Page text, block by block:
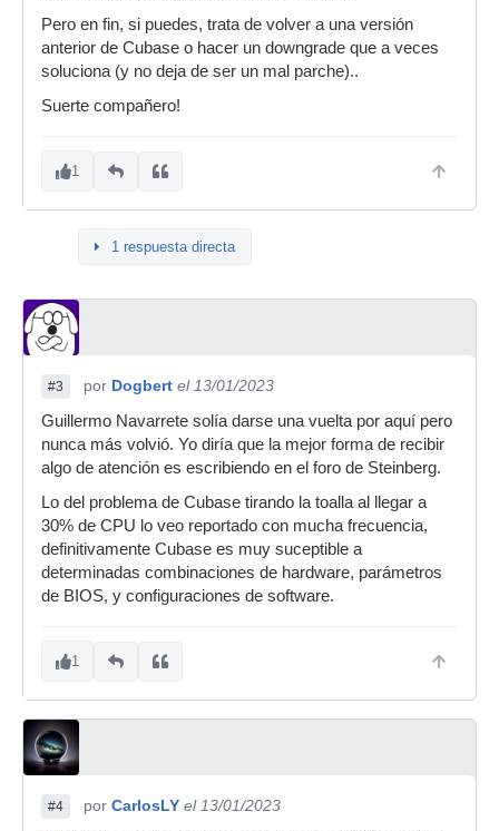
Pero en fin, si puedes, trata de volver a una versión
anterior de Cubase o hacer un downgrade que a veces
soluciona (y no deja de ser un mal parche)..
Suerte compañero!
1
1 respuesta directa
#3 por Dogbert el 13/01/2023
Guillermo Navarrete solía darse una vuelta por aquí pero
nunca más volvió. Yo diría que la mejor forma de recibir
algo de atención es escribiendo en el foro de Steinberg.
Lo del problema de Cubase tirando la toalla al llegar a
30% de CPU lo veo reportado con mucha frecuencia,
definitivamente Cubase es muy suceptible a
determinadas combinaciones de hardware, parámetros
de BIOS, y configuraciones de software.
1
#4 por CarlosLY el 13/01/2023